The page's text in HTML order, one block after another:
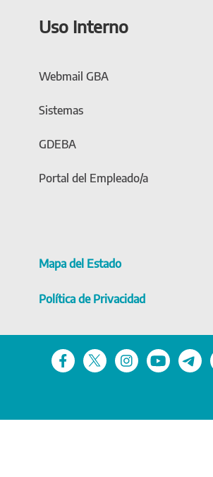
Uso Interno
Webmail GBA
Sistemas
GDEBA
Portal del Empleado/a
Mapa del Estado
Política de Privacidad